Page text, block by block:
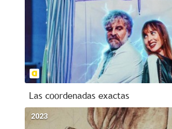
Las coordenadas exactas
2023